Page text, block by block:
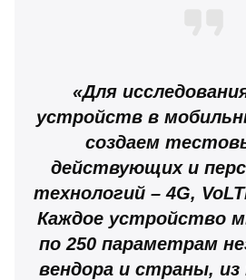
«Для
устройств в
создаем
действующих и
технологий – 4G,
Каждое устройство
по 250 параметрам
вендора и страны,